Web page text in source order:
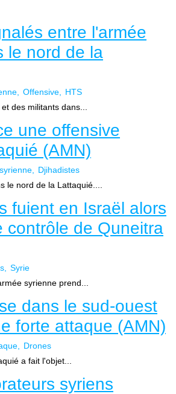
entre l'armée
le nord de la
Offensive
HTS
des militants dans...
une offensive
(AMN)
Djihadistes
le nord de la Lattaquié....
fuient en Israël alors
contrôle de Quneitra
Syrie
syrienne prend...
dans le sud-ouest
forte attaque (AMN)
Drones
a fait l'objet...
syriens